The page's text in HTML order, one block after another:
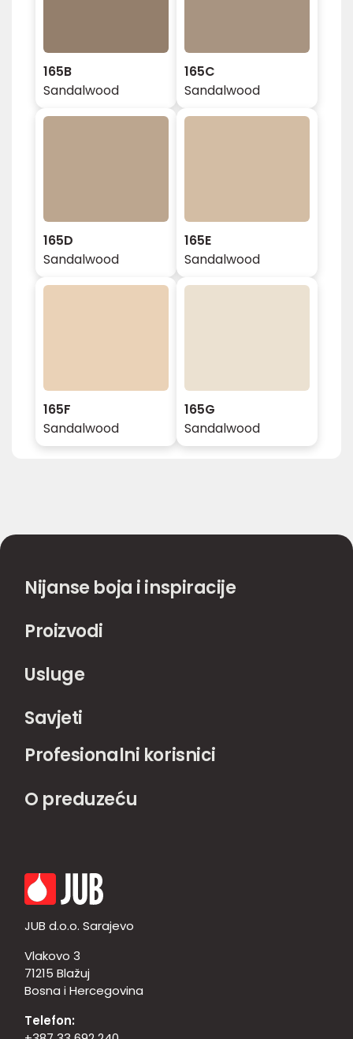
165B
Sandalwood
165C
Sandalwood
165D
Sandalwood
165E
Sandalwood
165F
Sandalwood
165G
Sandalwood
Nijanse boja i inspiracije
Proizvodi
Usluge
Savjeti
Profesionalni korisnici
O preduzeću
JUB d.o.o. Sarajevo
Vlakovo 3
71215 Blažuj
Bosna i Hercegovina
Telefon: